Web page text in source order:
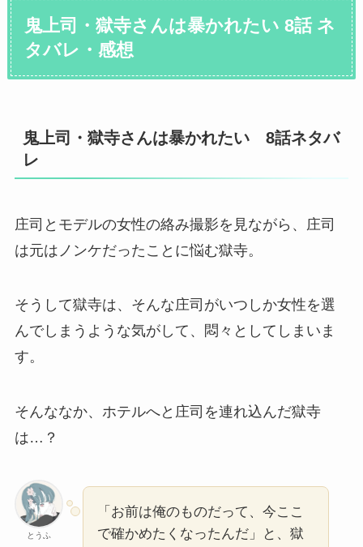
鬼上司・獄寺さんは暴かれたい 8話 ネ
タバレ・感想
鬼上司・獄寺さんは暴かれたい 8話ネタバ
レ
庄司とモデルの女性の絡み撮影を見ながら、庄司
は元はノンケだったことに悩む獄寺。
そうして獄寺は、そんな庄司がいつしか女性を選
んでしまうような気がして、悶々としてしまいま
す。
そんななか、ホテルへと庄司を連れ込んだ獄寺
は…？
とうふ
「お前は俺のものだって、今ここ
で確かめたくなったんだ」と、獄